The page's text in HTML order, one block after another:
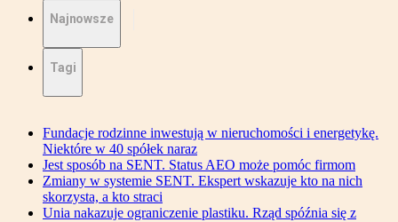
Najnowsze
Tagi
Fundacje rodzinne inwestują w nieruchomości i energetykę.
Niektóre w 40 spółek naraz
Jest sposób na SENT. Status AEO może pomóc firmom
Zmiany w systemie SENT. Ekspert wskazuje kto na nich
skorzysta, a kto straci
Unia nakazuje ograniczenie plastiku. Rząd spóźnia się z